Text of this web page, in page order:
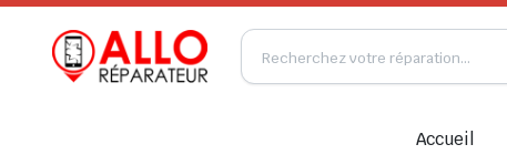
Accueil